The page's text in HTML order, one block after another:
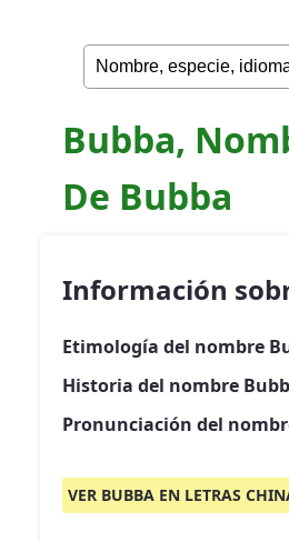
Bubba,
De Bubba
Información
Etimología del nombre
Historia del nombre
Pronunciación del
VER BUBBA EN LETRAS